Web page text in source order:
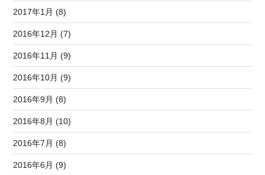
2017年1月 (8)
2016年12月 (7)
2016年11月 (9)
2016年10月 (9)
2016年9月 (8)
2016年8月 (10)
2016年7月 (8)
2016年6月 (9)